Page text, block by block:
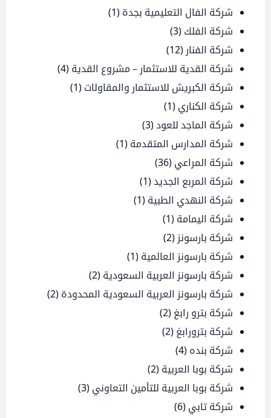
شركة الفال التعليمية بجدة (1)
شركة الفلك (3)
شركة الفنار (12)
شركة القدية للاستثمار – مشروع القدية (4)
شركة الكبريش للاستثمار والمقاولات (1)
شركة الكناري (1)
شركة الماجد للعود(3)
شركة المدارس المتقدمة (1)
شركة المراعي (36)
شركة المربع الجديد(1)
شركة النهدي الطبية (1)
شركة اليمامة (1)
شركة بارسونز (2)
شركة بارسونز العالمية (1)
شركة بارسونز العربية السعودية (2)
شركة بارسونز العربية السعودية المحدودة (2)
شركة بترو رابغ (2)
شركة بترورابغ (2)
شركة بنده (4)
شركة بوبا العربية (2)
شركة بوبا العربية للتأمين التعاوني (3)
شركة تابي (6)